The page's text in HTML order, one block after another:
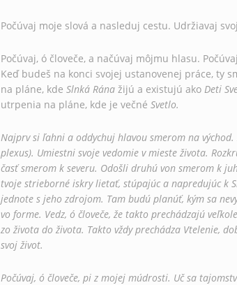
Počúvaj moje slová a nasleduj cestu. Udržiavaj
Počúvaj, ó človeče, a načúvaj môjmu hlasu.
Keď budeš na konci svojej ustanovenej práce, ty
na pláne, kde Slnká Rána žijú a existujú ako Deti
utrpenia na pláne, kde je večné Svetlo.
Najprv si ľahni a oddychuj hlavou smerom na
plexus). Umiestni svoje vedomie v mieste života.
časť smerom k severu. Odošli druhú von smerom k
tvoje strieborné iskry lietať, stúpajúc a napredujúc k
jednote s jeho zdrojom. Tam budú planúť, kým sa
vo forme. Vedz, ó človeče, že takto prechádzajú
zo života do života. Takto vždy prechádza Vtelenie,
svoj život.
Počúvaj, ó človeče, pi z mojej múdrosti. Uč sa